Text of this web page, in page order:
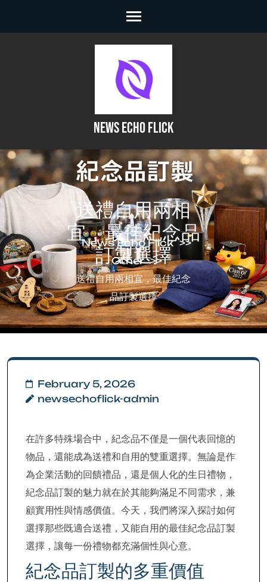
NEWS ECHO FLICK
送禮自用兩相
宜，最佳紀念品
訂製選擇
News Echo Flick >>
Other >>
送禮自用兩相宜，最佳紀念
品訂製選擇
February 5, 2026
newsechoflick-admin
在許多特殊場合中，紀念品不僅是一個代表回憶的
物品，還能成為送禮和自用的雙重選擇。無論是作
為企業活動的回饋禮品，還是個人化的生日禮物，
紀念品訂製的魅力就在於其能夠滿足不同需求，兼
顧實用性與情感價值。今天，我們將深入探討如何
選擇那些既適合送禮，又能自用的最佳紀念品訂製
選擇，讓每一份禮物都充滿個性與心意。
紀念品訂製的多重價值